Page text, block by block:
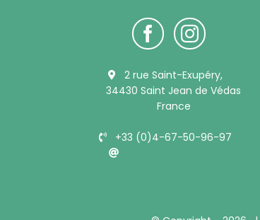
2 rue Saint-Exupéry,
34430 Saint Jean de Védas
France
+33 (0)4-67-50-96-97